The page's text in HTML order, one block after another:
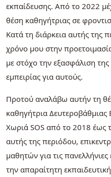
εκπαίδευσης. Από το 2022
θέση καθηγήτριας σε
Κατά τη διάρκεια αυτής της
χρόνο μου στην
με στόχο την εξασφάλιση
εμπειρίας για αυτούς.
Προτού αναλάβω αυτήν τη
καθηγήτρια Δευτεροβάθμιας
Χωριά SOS από το 2018 έως
αυτής της περιόδου,
μαθητών για τις
την απαραίτητη